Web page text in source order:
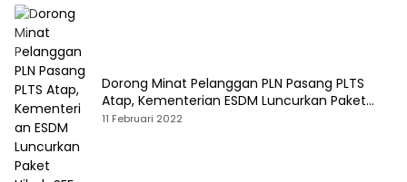
Dorong Minat Pelanggan PLN Pasang PLTS
Atap, Kementerian ESDM Luncurkan Paket
Hibah SEF
11 Februari 2022